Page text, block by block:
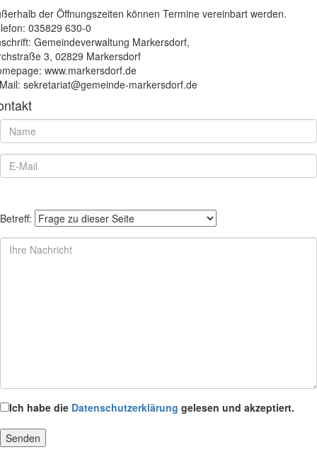
der Öffnungszeiten können Termine vereinbart werden.
035829 630-0
Gemeindeverwaltung Markersdorf,
3, 02829 Markersdorf
www.markersdorf.de
sekretariat@gemeinde-markersdorf.de
Betreff:
Ich habe die Datenschutzerklärung gelesen und akzeptiert.